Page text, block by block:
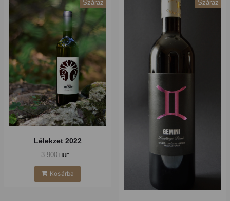
Száraz
Lélekzet 2022
3 900HUF
Kosárba
Száraz